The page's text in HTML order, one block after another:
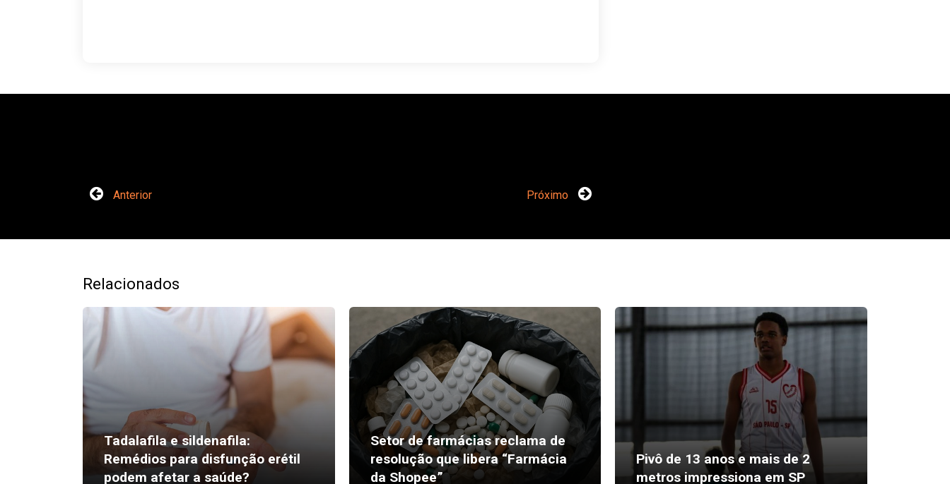
Anterior Próximo
Relacionados
Tadalafila e sildenafila:
Remédios para disfunção erétil
podem afetar a saúde?
Setor de farmácias reclama de
resolução que libera “Farmácia
da Shopee”
Pivô de 13 anos e mais de 2
metros impressiona em SP